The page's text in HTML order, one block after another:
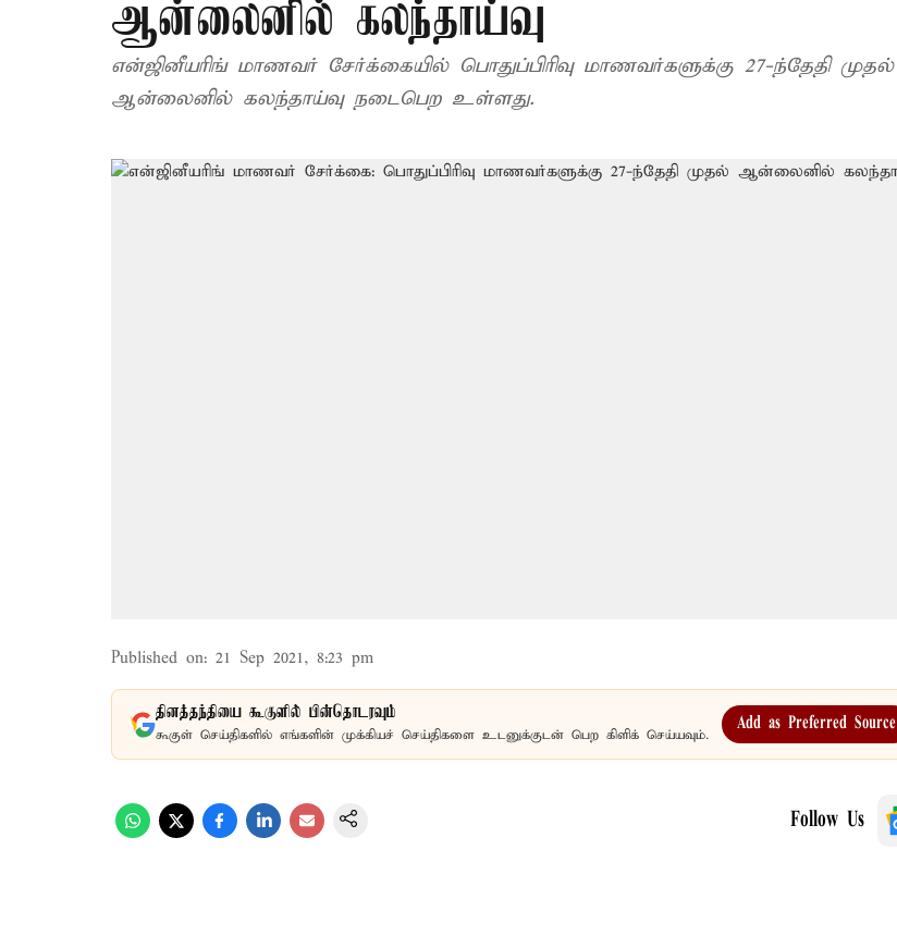
ஆன்லைனில் கலந்தாய்வு
என்ஜினீயரிங் மாணவர் சேர்க்கையில் பொதுப்பிரிவு மாணவர்களுக்கு 27-ந்தேதி முதல்
ஆன்லைனில் கலந்தாய்வு நடைபெற உள்ளது.
Published on: 21 Sep 2021, 8:23 pm
தினத்தந்தியை கூகுளில் பின்தொடரவும்
கூகுள் செய்திகளில் எங்களின் முக்கியச் செய்திகளை உடனுக்குடன் பெற கிளிக் செய்யவும்.
Add as Preferred Source
Follow Us